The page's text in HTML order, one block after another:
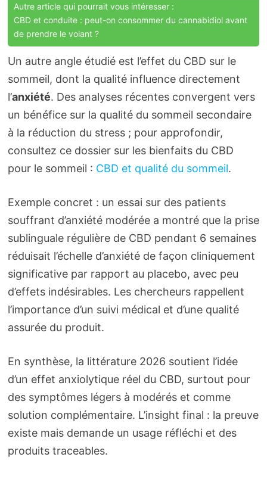
Autre article qui pourrait vous intéresser :
CBD et conduite : peut-on consommer du cannabidiol avant
de prendre le volant ?
Un autre angle étudié est l’effet du CBD sur le
sommeil, dont la qualité influence directement
l’anxiété. Des analyses récentes convergent vers
un bénéfice sur la qualité du sommeil secondaire
à la réduction du stress ; pour approfondir,
consultez ce dossier sur les bienfaits du CBD
pour le sommeil : CBD et qualité du sommeil.
Exemple concret : un essai sur des patients
souffrant d’anxiété modérée a montré que la prise
sublinguale régulière de CBD pendant 6 semaines
réduisait l’échelle d’anxiété de façon cliniquement
significative par rapport au placebo, avec peu
d’effets indésirables. Les chercheurs rappellent
l’importance d’un suivi médical et d’une qualité
assurée du produit.
En synthèse, la littérature 2026 soutient l’idée
d’un effet anxiolytique réel du CBD, surtout pour
des symptômes légers à modérés et comme
solution complémentaire. L’insight final : la preuve
existe mais demande un usage réfléchi et des
produits traceables.